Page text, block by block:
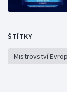
ŠTÍTKY
Mistrovství